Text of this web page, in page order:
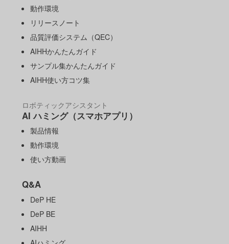
動作環境
リリースノート
品質評価システム（QEC）
AIHHかんたんガイド
サンプル集かんたんガイド
AIHH使い方コツ集
ロボティックアシスタント
AI ハミング（スマホアプリ）
製品情報
動作環境
使い方動画
Q&A
DeP HE
DeP BE
AIHH